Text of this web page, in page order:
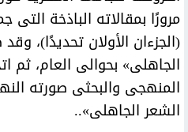
مرورًا بمقالاته الباذخة
(الجزءان الأولان تحديدًا)،
الجاهلى» بحوالى العام، ثم
المنهجى والبحثى صورته
الشعر الجاهلى»..